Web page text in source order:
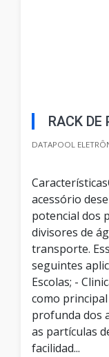
RACK DE
DATAPOOL
acessório
potencial dos
divisores de
transporte.
seguintes
Escolas; -
como
profunda dos
as partículas
facilidad...